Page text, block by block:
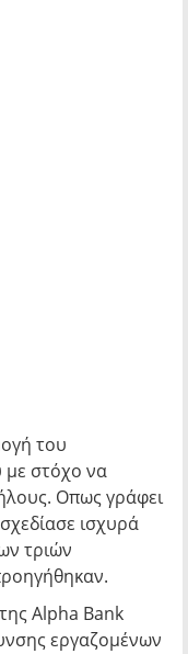
του
με στόχο να
Οπως γράφει
ισχυρά
τριών
Alpha Bank
εργαζομένων